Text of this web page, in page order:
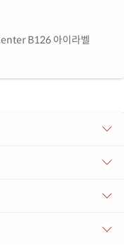
B126 아이라벨